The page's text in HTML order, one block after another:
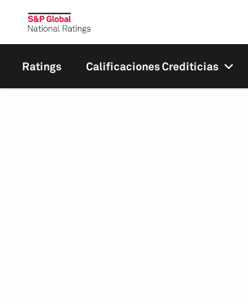
Ratings Calificaciones Crediticias